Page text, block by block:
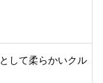
して柔らかいクル